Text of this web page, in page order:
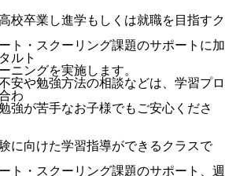
校卒業し進学もしくは就職を目指すク
ト・スクーリング課題のサポートに加
ルト
ニングを実施します。
安や勉強方法の相談などは、学習プロ
わ
強が苦手なお子様でもご安心くださ
に向けた学習指導ができるクラスで
ト・スクーリング課題のサポート、週